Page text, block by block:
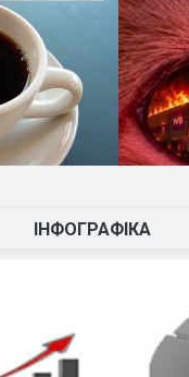
ІНФОГРАФІКА